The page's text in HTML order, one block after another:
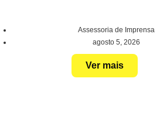
Assessoria de Imprensa
agosto 5, 2026
Ver mais